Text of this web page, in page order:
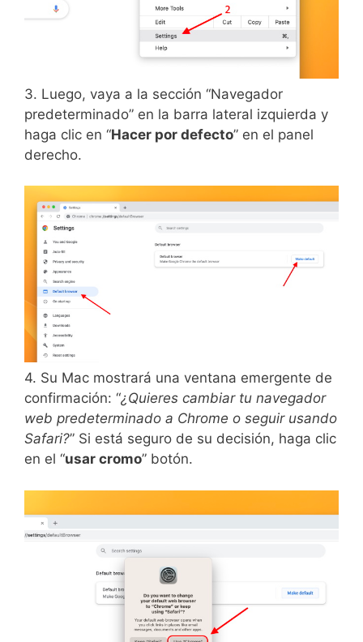
3. Luego, vaya a la sección “Navegador
predeterminado” en la barra lateral izquierda y
haga clic en “Hacer por defecto” en el panel
derecho.
4. Su Mac mostrará una ventana emergente de
confirmación: “¿Quieres cambiar tu navegador
web predeterminado a Chrome o seguir usando
Safari?” Si está seguro de su decisión, haga clic
en el “usar cromo” botón.